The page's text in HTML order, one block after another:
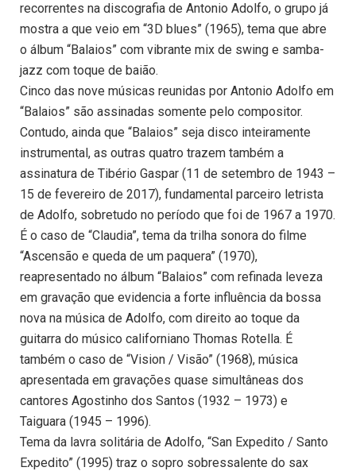
recorrentes na discografia de Antonio Adolfo, o grupo já
mostra a que veio em “3D blues” (1965), tema que abre
o álbum “Balaios” com vibrante mix de swing e samba-
jazz com toque de baião.
Cinco das nove músicas reunidas por Antonio Adolfo em
“Balaios” são assinadas somente pelo compositor.
Contudo, ainda que “Balaios” seja disco inteiramente
instrumental, as outras quatro trazem também a
assinatura de Tibério Gaspar (11 de setembro de 1943 –
15 de fevereiro de 2017), fundamental parceiro letrista
de Adolfo, sobretudo no período que foi de 1967 a 1970.
É o caso de “Claudia”, tema da trilha sonora do filme
“Ascensão e queda de um paquera” (1970),
reapresentado no álbum “Balaios” com refinada leveza
em gravação que evidencia a forte influência da bossa
nova na música de Adolfo, com direito ao toque da
guitarra do músico californiano Thomas Rotella. É
também o caso de “Vision / Visão” (1968), música
apresentada em gravações quase simultâneas dos
cantores Agostinho dos Santos (1932 – 1973) e
Taiguara (1945 – 1996).
Tema da lavra solitária de Adolfo, “San Expedito / Santo
Expedito” (1995) traz o sopro sobressalente do sax